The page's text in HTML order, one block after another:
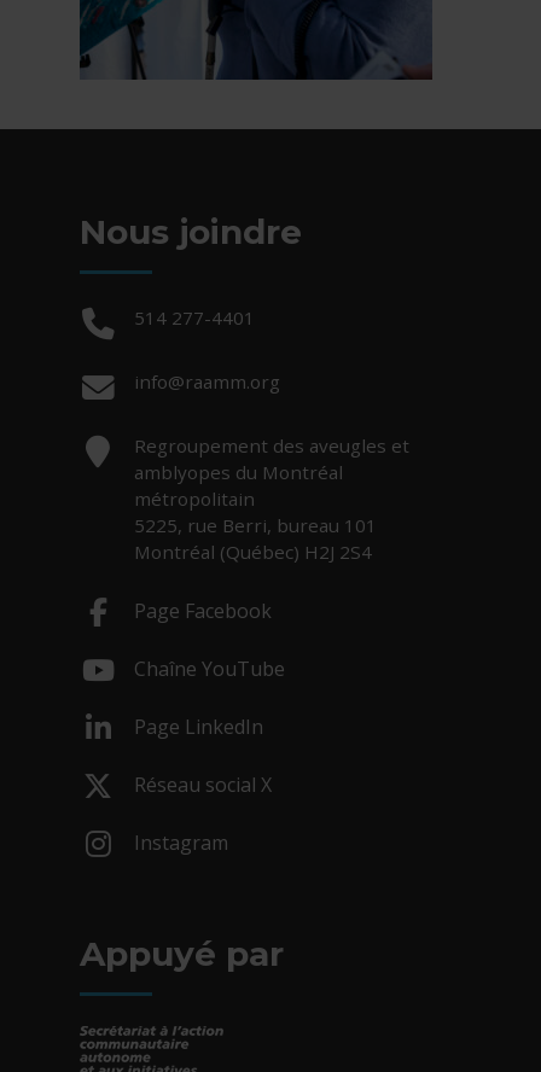
Nous joindre
Téléphone :
514 277-4401
Courriel :
info@raamm.org
Adresse :
Regroupement des aveugles et
amblyopes du Montréal
métropolitain
5225, rue Berri, bureau 101
Montréal (Québec) H2J 2S4
Page Facebook
Chaîne YouTube
Page LinkedIn
Réseau social X
Instagram
Appuyé par